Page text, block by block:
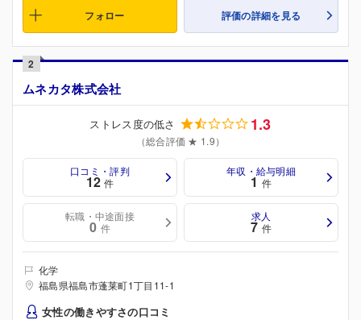
フォロー 評価の詳細を見る
2
ムネカタ株式会社
ストレス度の低さ 1.3
（総合評価 ★ 1.9）
口コミ・評判
12 件
年収・給与明細
1 件
転職・中途面接
0 件
求人
7 件
化学
福島県福島市蓬莱町1丁目11-1
女性の働きやすさの口コミ